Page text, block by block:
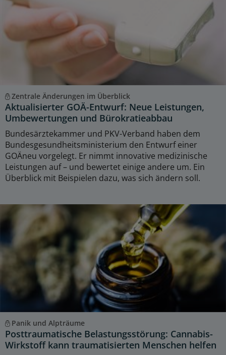
Zentrale Änderungen im Überblick
Aktualisierter GOÄ-Entwurf: Neue Leistungen,
Umbewertungen und Bürokratieabbau
Bundesärztekammer und PKV-Verband haben dem
Bundesgesundheitsministerium den Entwurf einer
GOÄneu vorgelegt. Er nimmt innovative medizinische
Leistungen auf – und bewertet einige andere um. Ein
Überblick mit Beispielen dazu, was sich ändern soll.
Panik und Alpträume
Posttraumatische Belastungsstörung: Cannabis-
Wirkstoff kann traumatisierten Menschen helfen